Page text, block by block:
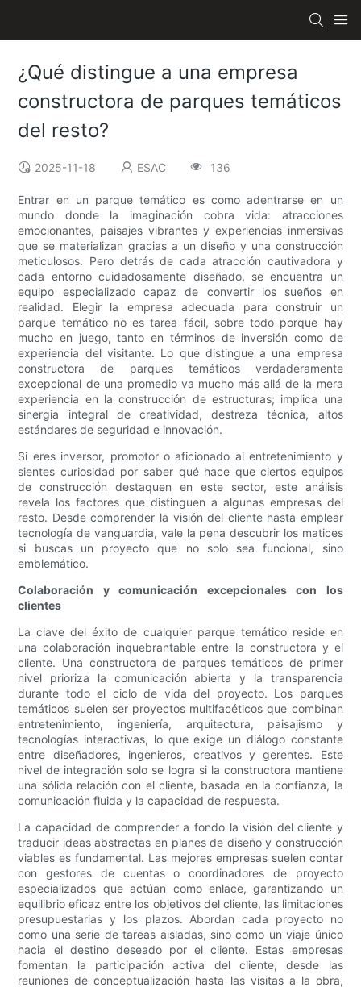
¿Qué distingue a una empresa
constructora de parques temáticos
del resto?
2025-11-18 ESAC 136
Entrar en un parque temático es como adentrarse en un
mundo donde la imaginación cobra vida: atracciones
emocionantes, paisajes vibrantes y experiencias inmersivas
que se materializan gracias a un diseño y una construcción
meticulosos. Pero detrás de cada atracción cautivadora y
cada entorno cuidadosamente diseñado, se encuentra un
equipo especializado capaz de convertir los sueños en
realidad. Elegir la empresa adecuada para construir un
parque temático no es tarea fácil, sobre todo porque hay
mucho en juego, tanto en términos de inversión como de
experiencia del visitante. Lo que distingue a una empresa
constructora de parques temáticos verdaderamente
excepcional de una promedio va mucho más allá de la mera
experiencia en la construcción de estructuras; implica una
sinergia integral de creatividad, destreza técnica, altos
estándares de seguridad e innovación.
Si eres inversor, promotor o aficionado al entretenimiento y
sientes curiosidad por saber qué hace que ciertos equipos
de construcción destaquen en este sector, este análisis
revela los factores que distinguen a algunas empresas del
resto. Desde comprender la visión del cliente hasta emplear
tecnología de vanguardia, vale la pena descubrir los matices
si buscas un proyecto que no solo sea funcional, sino
emblemático.
Colaboración y comunicación excepcionales con los
clientes
La clave del éxito de cualquier parque temático reside en
una colaboración inquebrantable entre la constructora y el
cliente. Una constructora de parques temáticos de primer
nivel prioriza la comunicación abierta y la transparencia
durante todo el ciclo de vida del proyecto. Los parques
temáticos suelen ser proyectos multifacéticos que combinan
entretenimiento, ingeniería, arquitectura, paisajismo y
tecnologías interactivas, lo que exige un diálogo constante
entre diseñadores, ingenieros, creativos y gerentes. Este
nivel de integración solo se logra si la constructora mantiene
una sólida relación con el cliente, basada en la confianza, la
comunicación fluida y la capacidad de respuesta.
La capacidad de comprender a fondo la visión del cliente y
traducir ideas abstractas en planes de diseño y construcción
viables es fundamental. Las mejores empresas suelen contar
con gestores de cuentas o coordinadores de proyecto
especializados que actúan como enlace, garantizando un
equilibrio eficaz entre los objetivos del cliente, las limitaciones
presupuestarias y los plazos. Abordan cada proyecto no
como una serie de tareas aisladas, sino como un viaje único
hacia el destino deseado por el cliente. Estas empresas
fomentan la participación activa del cliente, desde las
reuniones de conceptualización hasta las visitas a la obra,